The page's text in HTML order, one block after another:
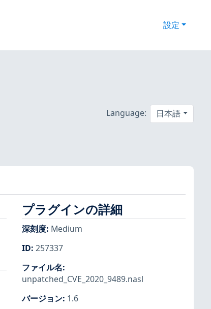
設定
Language: 日本語
プラグインの詳細
深刻度: Medium
ID: 257337
ファイル名:
unpatched_CVE_2020_9489.nasl
バージョン: 1.6